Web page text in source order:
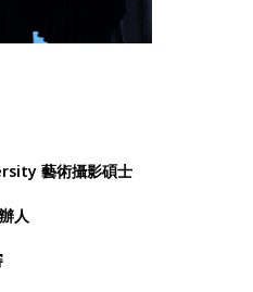
藝術攝影碩士
人